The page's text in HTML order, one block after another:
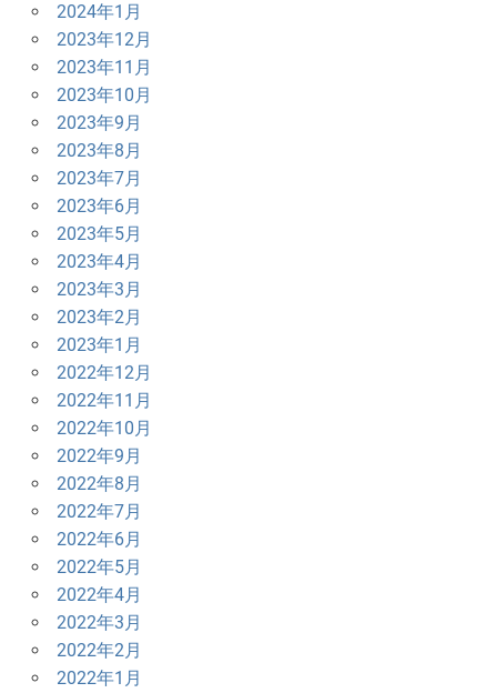
2024年1月
2023年12月
2023年11月
2023年10月
2023年9月
2023年8月
2023年7月
2023年6月
2023年5月
2023年4月
2023年3月
2023年2月
2023年1月
2022年12月
2022年11月
2022年10月
2022年9月
2022年8月
2022年7月
2022年6月
2022年5月
2022年4月
2022年3月
2022年2月
2022年1月